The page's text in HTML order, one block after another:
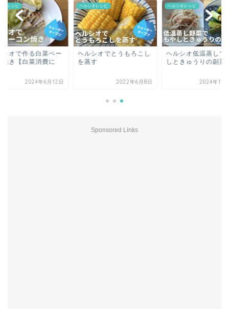
ヘルシオレシピ
ヘルシオでとうもろこし
を蒸す
2022年6月8日
ヘルシオレシピ
ヘルシオ低温蒸しでもや
2024年11月29日
ヘルシオレシピ
ヘルシオ
コン焼き
Sponsored Links